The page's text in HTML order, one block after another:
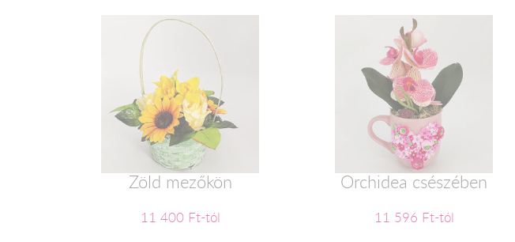
Zöld mezőkön
11 400 Ft-tól
Orchidea csészében
11 596 Ft-tól